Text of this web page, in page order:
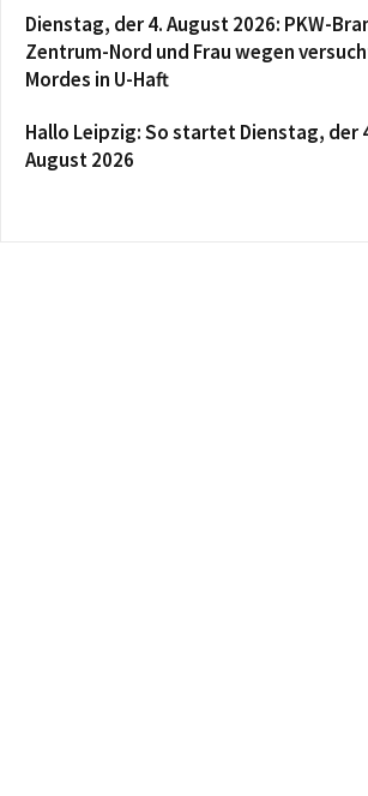
Dienstag, der 4. August 2026: PKW-
Zentrum-Nord und Frau wegen
Mordes in U-Haft
Hallo Leipzig: So startet Dienstag, der
August 2026